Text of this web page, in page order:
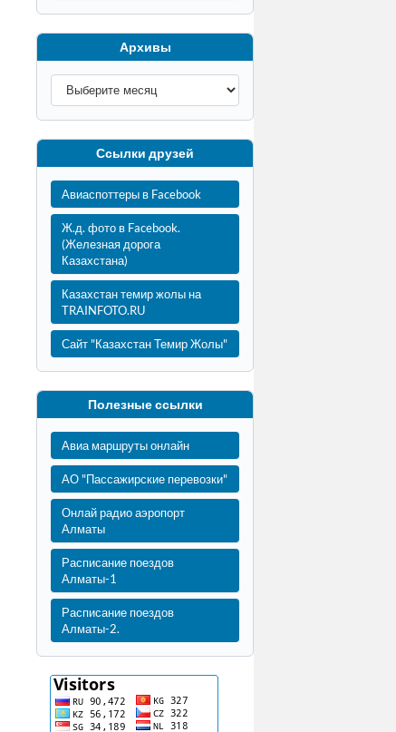
Архивы
Ссылки друзей
Авиаспоттеры в Facebook
Ж.д. фото в Facebook.
(Железная дорога
Казахстана)
Казахстан темир жолы на
TRAINFOTO.RU
Сайт "Казахстан Темир Жолы"
Полезные ссылки
Авиа маршруты онлайн
АО "Пассажирские перевозки"
Онлай радио аэропорт
Алматы
Расписание поездов
Алматы-1
Расписание поездов
Алматы-2.